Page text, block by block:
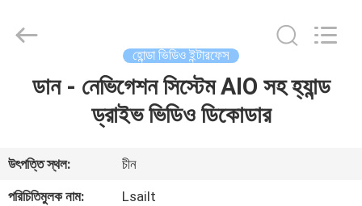
ভিডিও
Electron
Co.,Ltd.
হোন্ডা ভিডিও ইন্টারফেস
ডান - নেভিগেশন সিস্টেম AIO সহ হ্যান্ড
ড্রাইভ ভিডিও ডিকোডার
উৎপত্তি স্থল:
চীন
পরিচিতিমুলক নাম:
Lsailt